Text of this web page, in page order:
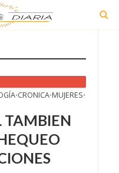
•CRONICA•MUJERES•
TAMBIEN